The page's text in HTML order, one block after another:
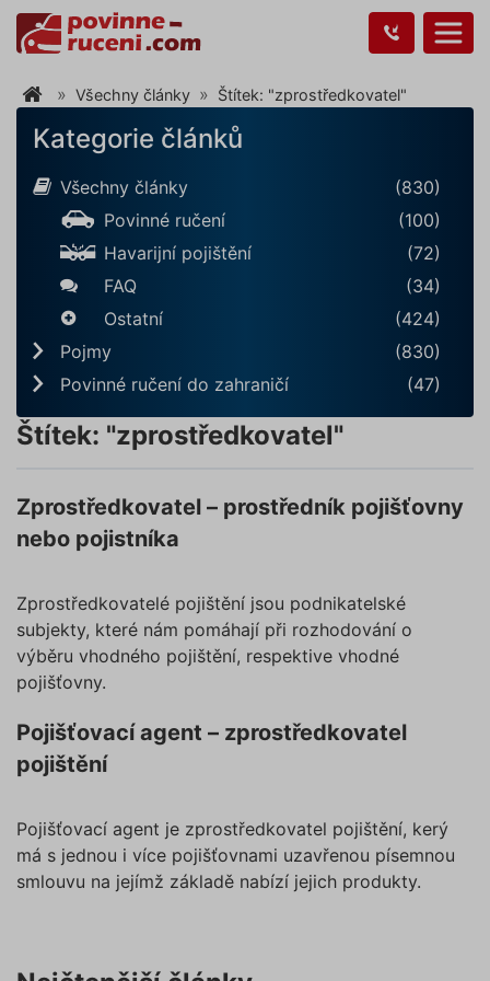
Všechny články Štítek: "zprostředkovatel"
Kategorie článků
Všechny články
(830)
Povinné ručení
(100)
Havarijní pojištění
(72)
FAQ
(34)
Ostatní
(424)
Pojmy
(830)
Povinné ručení do zahraničí
(47)
Štítek: "zprostředkovatel"
Zprostředkovatel – prostředník pojišťovny
nebo pojistníka
Zprostředkovatelé pojištění jsou podnikatelské
subjekty, které nám pomáhají při rozhodování o
výběru vhodného pojištění, respektive vhodné
pojišťovny.
Pojišťovací agent – zprostředkovatel
pojištění
Pojišťovací agent je zprostředkovatel pojištění, kerý
má s jednou i více pojišťovnami uzavřenou písemnou
smlouvu na jejímž základě nabízí jejich produkty.